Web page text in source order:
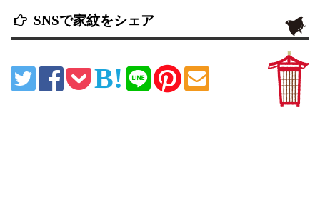
SNSで家紋をシェア